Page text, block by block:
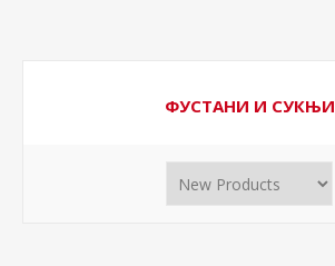
ФУСТАНИ И СУКЊИ